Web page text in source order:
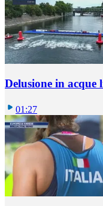
Delusione in acque
01:27